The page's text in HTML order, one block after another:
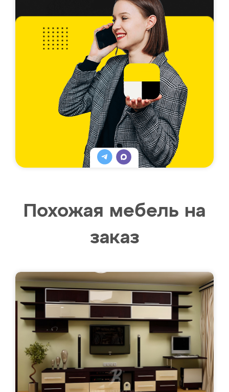
Похожая мебель на
заказ